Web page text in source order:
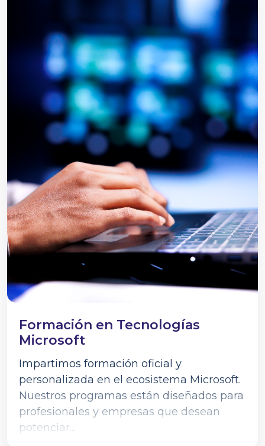
Formación en Tecnologías
Microsoft
Impartimos formación oficial y
personalizada en el ecosistema Microsoft.
Nuestros programas están diseñados para
profesionales y empresas que desean
potenciar...